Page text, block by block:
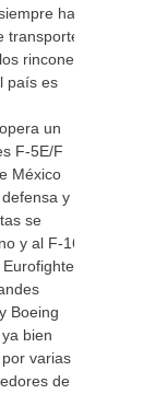
ha
transporte
rincones
país es
un
F-5E/F
México
y
se
y al F-16
Boeing
bien
varias
de la